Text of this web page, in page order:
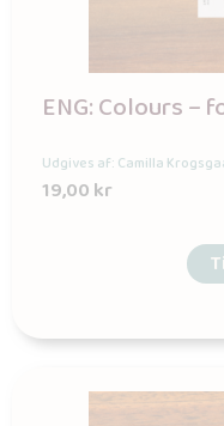
ENG: Colours –
Udgives af: Camilla
19,00kr